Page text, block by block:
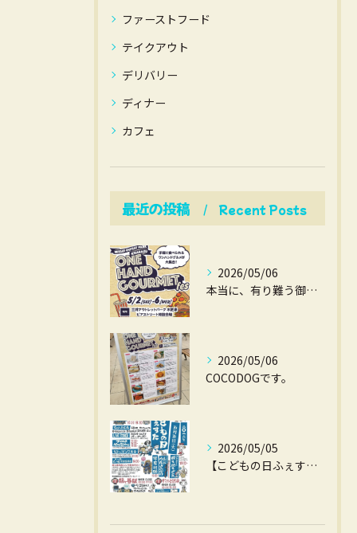
ファーストフード
テイクアウト
デリバリー
ディナー
カフェ
最近の投稿 Recent Posts
2026/05/06
本当に、有り難う御座いました。
2026/05/06
COCODOGです。
2026/05/05
【こどもの日ふぇすた】